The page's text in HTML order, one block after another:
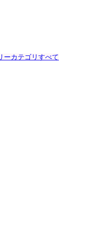
ーカテゴリすべて